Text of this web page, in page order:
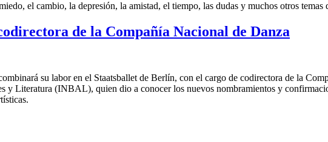
el cambio, la depresión, la amistad, el tiempo, las dudas y muchos otros
de la Compañía Nacional de Danza
su labor en el Staatsballet de Berlín, con el cargo de codirectora de la
y Literatura (INBAL), quien dio a conocer los nuevos nombramientos y